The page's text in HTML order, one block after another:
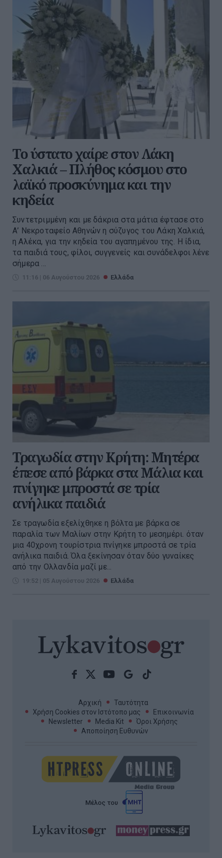
Το ύστατο χαίρε στον Λάκη
Χαλκιά – Πλήθος κόσμου στο
λαϊκό προσκύνημα και την
κηδεία
Συντετριμμένη και με δάκρια στα μάτια έφτασε στο
Α’ Νεκροταφείο Αθηνών η σύζυγος του Λάκη Χαλκιά,
η Αλέκα, για την κηδεία του αγαπημένου της. Η ίδια,
τα παιδιά τους, φίλοι, συγγενείς και συνάδελφοι λένε
σήμερα ...
11:16 | 06 Αυγούστου 2026 Ελλάδα
Τραγωδία στην Κρήτη: Μητέρα
έπεσε από βάρκα στα Μάλια και
πνίγηκε μπροστά σε τρία
ανήλικα παιδιά
Σε τραγωδία εξελίχθηκε η βόλτα με βάρκα σε
παραλία των Μαλίων στην Κρήτη το μεσημέρι. όταν
μια 40χρονη τουρίστρια πνίγηκε μπροστά σε τρία
ανήλικα παιδιά. Όλα ξεκίνησαν όταν δύο γυναίκες
από την Ολλανδία μαζί με...
19:52 | 05 Αυγούστου 2026 Ελλάδα
Αρχική
Ταυτότητα
Χρήση Cookies στον Ιστότοπο μας
Επικοινωνία
Newsletter
Media Kit
Όροι Χρήσης
Αποποίηση Ευθυνών
Μέλος του